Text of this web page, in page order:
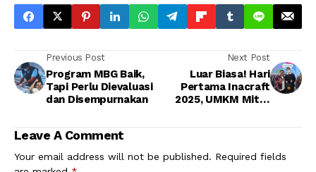
Previous Post
Program MBG Baik,
Tapi Perlu Dievaluasi
dan Disempurnakan
Next Post
Luar Biasa! Hari
Pertama Inacraft
2025, UMKM Mitra
Leave A Comment
Your email address will not be published. Required fields